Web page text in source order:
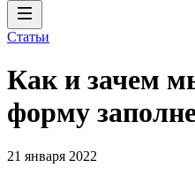
Статьи
Как и зачем
форму
21 января 2022